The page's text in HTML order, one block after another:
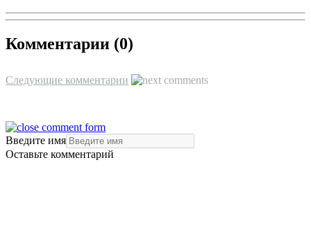
Комментарии (0)
Следующие комментарии
Введите имя
Оставьте комментарий